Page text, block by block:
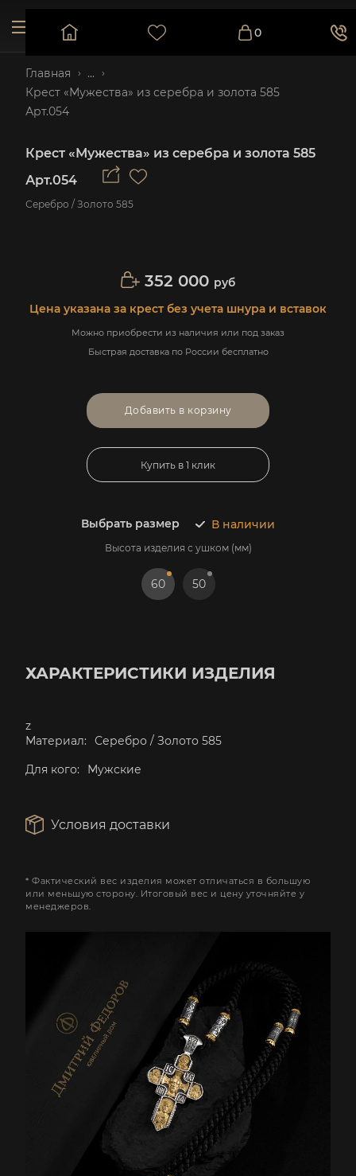
0
Главная
...
Крест «Мужества» из серебра и золота 585
Арт.054
Крест «Мужества» из серебра и золота 585
Арт.054
Серебро / Золото 585
352 000 руб
Цена указана за крест без учета шнура и вставок
Можно приобрести из наличия или под заказ
Быстрая доставка по России бесплатно
Выбрать размер В наличии
Высота изделия с ушком (мм)
60 50
Добавить в корзину
Купить в 1 клик
ХАРАКТЕРИСТИКИ ИЗДЕЛИЯ
z
Материал:
Серебро / Золото 585
Для кого:
Мужские
Условия доставки
* Фактический вес изделия может отличаться в большую
или меньшую сторону. Итоговый вес и цену уточняйте у
менеджеров.